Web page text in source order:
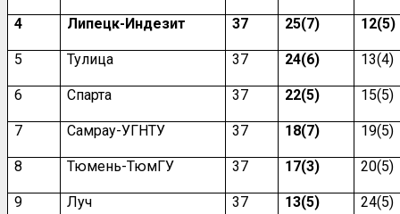
4 Липецк-Индезит 37 25(7) 12(5)
5 Тулица 37 24(6) 13(4)
6 Спарта 37 22(5) 15(5)
7 Самрау-УГНТУ 37 18(7) 19(5)
8 Тюмень-ТюмГУ 37 17(3) 20(5)
9 Луч 37 13(5) 24(5)